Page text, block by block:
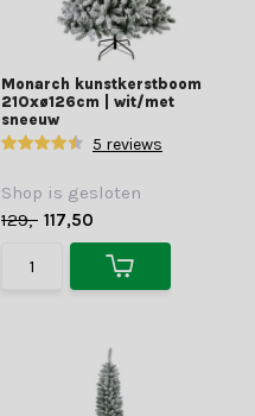
Monarch kunstkerstboom
210xø126cm | wit/met
sneeuw
5 reviews
Shop is gesloten
129,- 117,50